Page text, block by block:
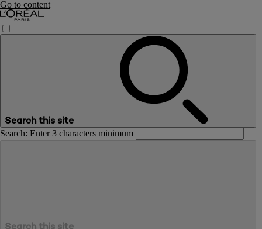
Go to content
Search this site
Search: Enter 3 characters minimum
Search this site